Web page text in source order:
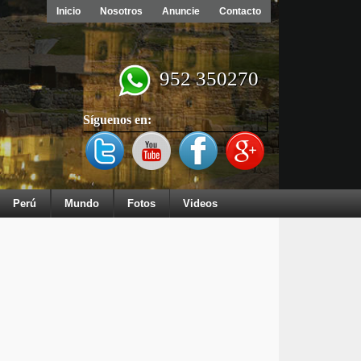
Inicio Nosotros Anuncie Contacto
952 350270
Síguenos en:
Perú Mundo Fotos Videos